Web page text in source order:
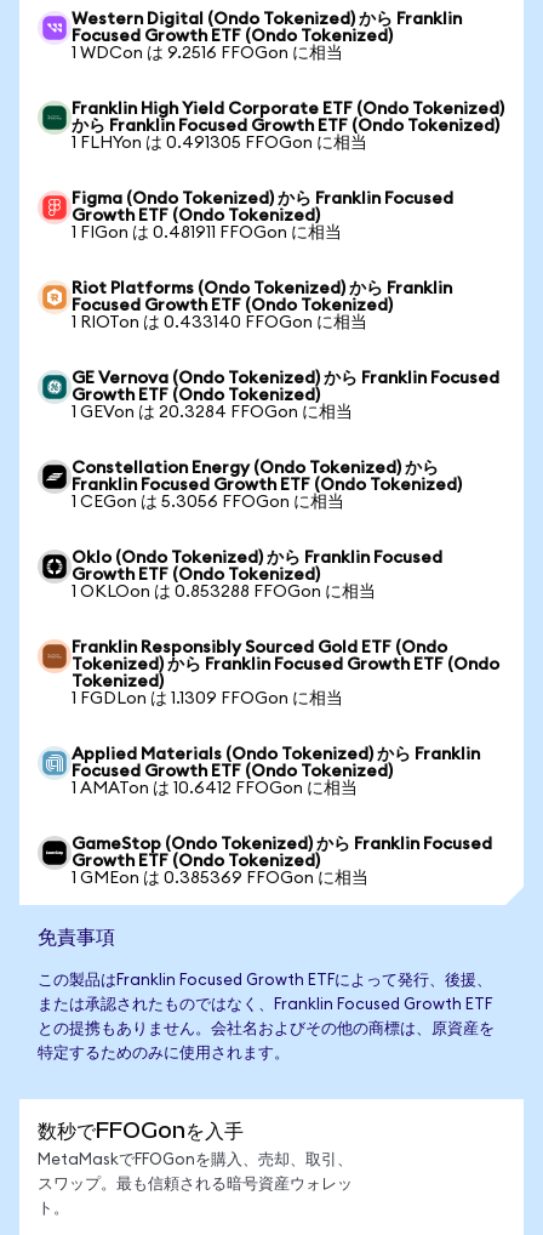
Western Digital (Ondo Tokenized) から Franklin
Focused Growth ETF (Ondo Tokenized)
1 WDCon は 9.2516 FFOGon に相当
Franklin High Yield Corporate ETF (Ondo Tokenized)
から Franklin Focused Growth ETF (Ondo Tokenized)
1 FLHYon は 0.491305 FFOGon に相当
Figma (Ondo Tokenized) から Franklin Focused
Growth ETF (Ondo Tokenized)
1 FIGon は 0.481911 FFOGon に相当
Riot Platforms (Ondo Tokenized) から Franklin
Focused Growth ETF (Ondo Tokenized)
1 RIOTon は 0.433140 FFOGon に相当
GE Vernova (Ondo Tokenized) から Franklin Focused
Growth ETF (Ondo Tokenized)
1 GEVon は 20.3284 FFOGon に相当
Constellation Energy (Ondo Tokenized) から
Franklin Focused Growth ETF (Ondo Tokenized)
1 CEGon は 5.3056 FFOGon に相当
Oklo (Ondo Tokenized) から Franklin Focused
Growth ETF (Ondo Tokenized)
1 OKLOon は 0.853288 FFOGon に相当
Franklin Responsibly Sourced Gold ETF (Ondo
Tokenized) から Franklin Focused Growth ETF (Ondo
Tokenized)
1 FGDLon は 1.1309 FFOGon に相当
Applied Materials (Ondo Tokenized) から Franklin
Focused Growth ETF (Ondo Tokenized)
1 AMATon は 10.6412 FFOGon に相当
GameStop (Ondo Tokenized) から Franklin Focused
Growth ETF (Ondo Tokenized)
1 GMEon は 0.385369 FFOGon に相当
免責事項
この製品はFranklin Focused Growth ETFによって発行、後援、
または承認されたものではなく、Franklin Focused Growth ETF
との提携もありません。会社名およびその他の商標は、原資産を
特定するためのみに使用されます。
数秒でFFOGonを入手
MetaMaskでFFOGonを購入、売却、取引、
スワップ。最も信頼される暗号資産ウォレッ
ト。